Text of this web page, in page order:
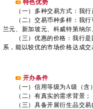
特色优势
（一）多种交易方式：我行
（二）交易币种多样：我行
兰元、新加坡元、科威特第纳
（三）优惠的价格：我行是
系，能以较优的市场价格达成
开办条件
（一）信用等级为A级（含
（二）有真实的需求背景；
（三）具备开展衍生品交易